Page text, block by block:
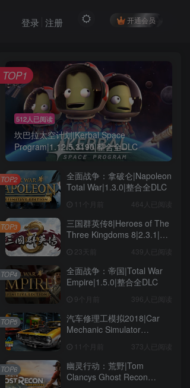
开通会员
登录 注册
512人已阅读
坎巴拉太空计划|Kerbal Space
Program|1.12.5.3190|整合全DLC
TOP1
全面战争：拿破仑|Napoleon
Total War|1.3.0|整合全DLC
11个月前 464人已阅读
TOP2
三国群英传8|Heroes of The
Three Kingdoms 8|2.3.1|整
23天前 439人已阅读
TOP3
全面战争：帝国|Total War
Empire|1.5.0|整合全DLC
9个月前 396人已阅读
TOP4
汽车修理工模拟2018|Car
Mechanic Simulator
11个月前 373人已阅读
TOP5
幽灵行动：荒野|Tom
Clancys Ghost Recon
TOP6